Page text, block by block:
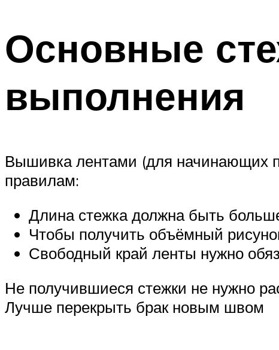
Основные
выполнения
Вышивка лентами (для начинающих
правилам:
Длина стежка должна быть
Чтобы получить объёмный
Свободный край ленты нужно
Не получившиеся стежки не нужно
Лучше перекрыть брак новым швом